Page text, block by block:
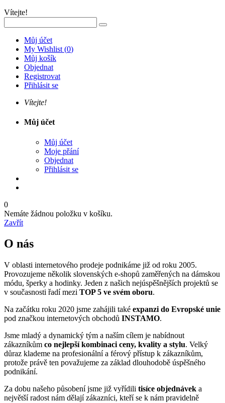
Vítejte!
Můj účet
My Wishlist (0)
Můj košík
Objednat
Registrovat
Přihlásit se
Vítejte!
Můj účet
Můj účet
Moje přání
Objednat
Přihlásit se
0
Nemáte žádnou položku v košíku.
Zavřít
O nás
V oblasti internetového prodeje podnikáme již od roku 2005.
Provozujeme několik slovenských e-shopů zaměřených na dámskou
módu, šperky a hodinky. Jeden z našich nejúspěšnějších projektů se
v současnosti řadí mezi TOP 5 ve svém oboru.
Na začátku roku 2020 jsme zahájili také expanzi do Evropské unie
pod značkou internetových obchodů INSTAMO.
Jsme mladý a dynamický tým a naším cílem je nabídnout
zákazníkům co nejlepší kombinaci ceny, kvality a stylu. Velký
důraz klademe na profesionální a férový přístup k zákazníkům,
protože právě ten považujeme za základ dlouhodobě úspěšného
podnikání.
Za dobu našeho působení jsme již vyřídili tisíce objednávek a
největší radost nám dělají zákazníci, kteří se k nám pravidelně